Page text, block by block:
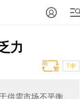
力
T中
供需市场不平衡、